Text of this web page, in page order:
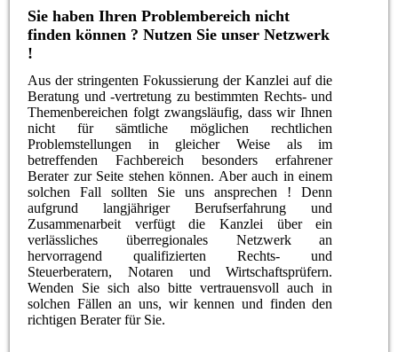
Sie haben Ihren Problembereich nicht
finden können ? Nutzen Sie unser Netzwerk
!
Aus der stringenten Fokussierung der Kanzlei auf die
Beratung und -vertretung zu bestimmten Rechts- und
Themenbereichen folgt zwangsläufig, dass wir Ihnen
nicht für sämtliche möglichen rechtlichen
Problemstellungen in gleicher Weise als im
betreffenden Fachbereich besonders erfahrener
Berater zur Seite stehen können. Aber auch in einem
solchen Fall sollten Sie uns ansprechen ! Denn
aufgrund langjähriger Berufserfahrung und
Zusammenarbeit verfügt die Kanzlei über ein
verlässliches überregionales Netzwerk an
hervorragend qualifizierten Rechts- und
Steuerberatern, Notaren und Wirtschaftsprüfern.
Wenden Sie sich also bitte vertrauensvoll auch in
solchen Fällen an uns, wir kennen und finden den
richtigen Berater für Sie.